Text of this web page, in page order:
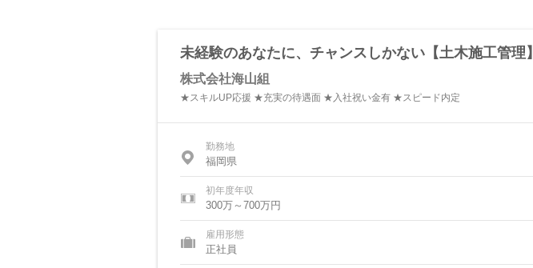
未経験のあなたに、チャンスしかない【土木施工管理】
株式会社海山組
★スキルUP応援 ★充実の待遇面 ★入社祝い金有 ★スピード内定
勤務地
福岡県
初年度年収
300万～700万円
雇用形態
正社員